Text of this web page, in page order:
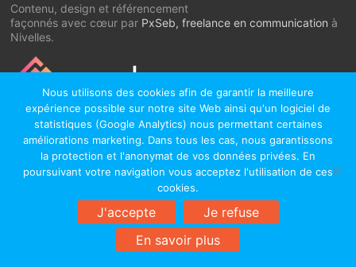
Contenu, design et référencement
façonnés avec cœur par PxSeb, freelance en communication à
Nivelles.
Académie de Nivelles
by ThemeGrill. Powered by: WordPress
Nous utilisons des cookies afin de garantir la meilleure
expérience possible sur notre site Web ainsi qu'un logiciel de
statistiques (Google Analytics) nous permettant certaines
améliorations marketing. Dans tous les cas, nous garantissons
la protection et l'anonymat de vos données privées. En
poursuivant votre navigation vous acceptez l'utilisation de ces
cookies.
J'accepte
Je refuse
En savoir plus